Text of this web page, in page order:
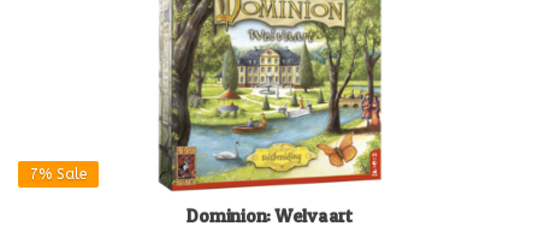
7% Sale
Dominion: Welvaart